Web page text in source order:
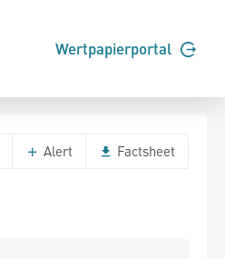
Wertpapierportal
Alert Factsheet